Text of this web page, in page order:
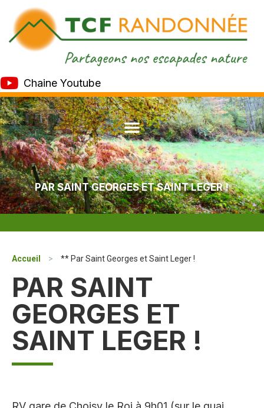
Chaine Youtube
PAR SAINT GEORGES ET SAINT LEGER !
Accueil > ** Par Saint Georges et Saint Leger !
PAR SAINT
GEORGES ET
SAINT LEGER !